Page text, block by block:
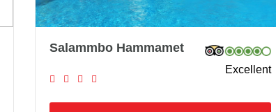
Salammbo Hammamet
Excellent